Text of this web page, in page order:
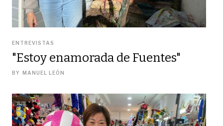
ENTREVISTAS
"Estoy enamorada de Fuentes"
BY MANUEL LEÓN